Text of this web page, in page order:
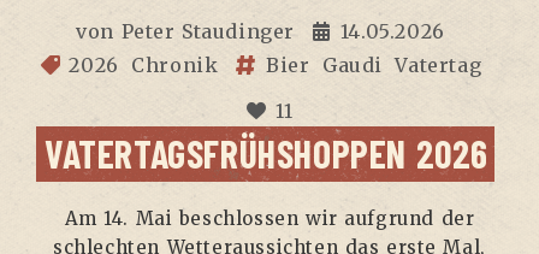
von Peter Staudinger
14.05.2026
2026
Chronik Bier Gaudi
Vatertag
11
VATER­TAGS­FRÜH­SHOP­PEN 2026
Am 14. Mai beschlos­sen wir auf­grund der
schlech­ten Wet­ter­aus­sich­ten das ers­te Mal,